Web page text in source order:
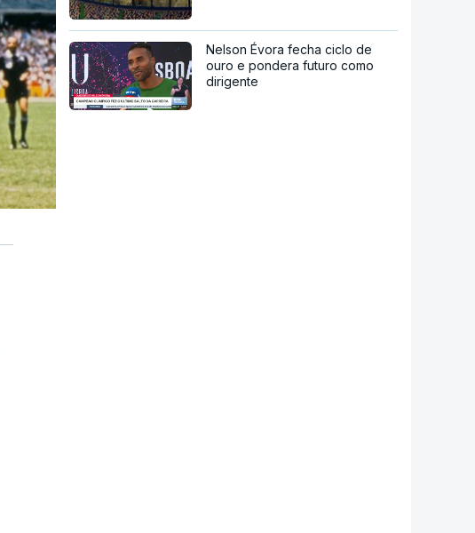
Nelson Évora fecha ciclo de
ouro e pondera futuro como
dirigente